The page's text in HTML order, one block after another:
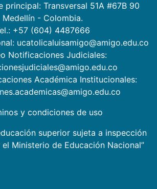
principal: Transversal 51A #67B 90
Medellín - Colombia.
+57 (604) 4487666
ucatolicaluisamigo@amigo.edu.co
Notificaciones Judiciales:
Académica Institucionales:
y condiciones de uso
superior sujeta a inspección
Ministerio de Educación Nacional”